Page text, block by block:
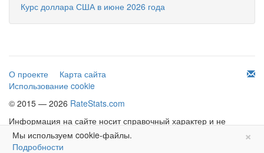
Курс доллара США в июне 2026 года
О проекте
Карта сайта
Использование cookie
© 2015 — 2026 RateStats.com
Информация на сайте носит справочный характер и не
является офертой.
×
Мы используем cookie-файлы.
Подробности